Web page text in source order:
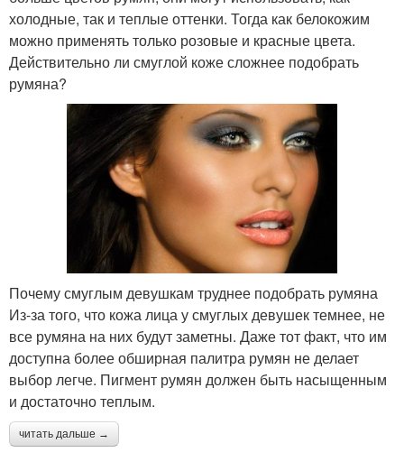
холодные, так и теплые оттенки. Тогда как белокожим
можно применять только розовые и красные цвета.
Действительно ли смуглой коже сложнее подобрать
румяна?
Почему смуглым девушкам труднее подобрать румяна
Из-за того, что кожа лица у смуглых девушек темнее, не
все румяна на них будут заметны. Даже тот факт, что им
доступна более обширная палитра румян не делает
выбор легче. Пигмент румян должен быть насыщенным
и достаточно теплым.
читать дальше →